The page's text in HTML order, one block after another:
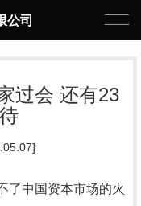
公司
过会 还有23
了中国资本市场的火